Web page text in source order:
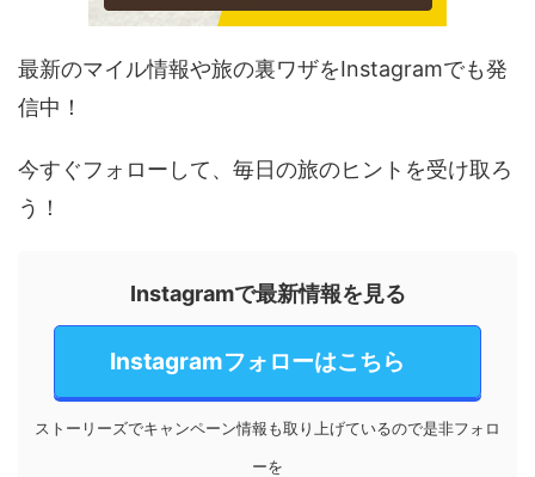
最新のマイル情報や旅の裏ワザをInstagramでも発
信中！
今すぐフォローして、毎日の旅のヒントを受け取ろ
う！
Instagramで最新情報を見る
Instagramフォローはこちら
ストーリーズでキャンペーン情報も取り上げているので是非フォロ
ーを